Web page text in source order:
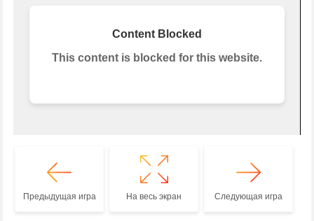
Предыдущая игра На весь экран Следующая игра